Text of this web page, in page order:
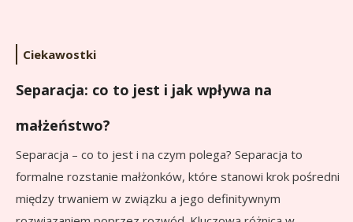
Ciekawostki
Separacja: co to jest i jak wpływa na
małżeństwo?
Separacja – co to jest i na czym polega? Separacja to
formalne rozstanie małżonków, które stanowi krok pośredni
między trwaniem w związku a jego definitywnym